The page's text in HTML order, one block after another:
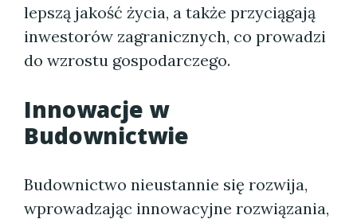
lepszą jakość życia, a także przyciągają
inwestorów zagranicznych, co prowadzi
do wzrostu gospodarczego.
Innowacje w
Budownictwie
Budownictwo nieustannie się rozwija,
wprowadzając innowacyjne rozwiązania,